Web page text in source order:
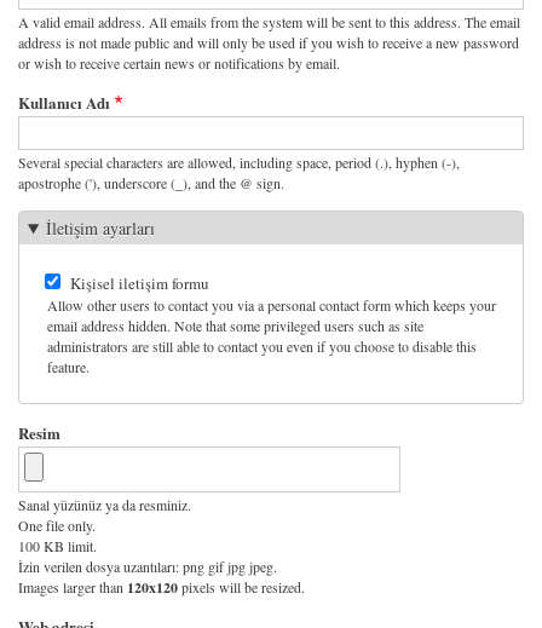
A valid email address. All emails from the system will be sent to this address. The email
address is not made public and will only be used if you wish to receive a new password
or wish to receive certain news or notifications by email.
Kullanıcı Adı
Several special characters are allowed, including space, period (.), hyphen (-),
apostrophe ('), underscore (_), and the @ sign.
İletişim ayarları
Kişisel iletişim formu
Allow other users to contact you via a personal contact form which keeps your
email address hidden. Note that some privileged users such as site
administrators are still able to contact you even if you choose to disable this
feature.
Resim
Sanal yüzünüz ya da resminiz.
One file only.
100 KB limit.
İzin verilen dosya uzantıları: png gif jpg jpeg.
Images larger than 120x120pixels will be resized.